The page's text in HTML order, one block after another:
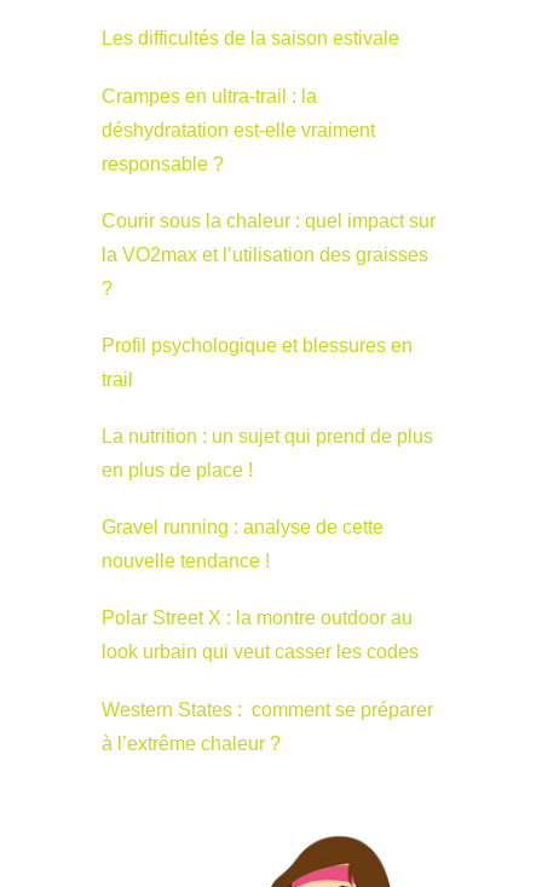
Les difficultés de la saison estivale
Crampes en ultra-trail : la
déshydratation est-elle vraiment
responsable ?
Courir sous la chaleur : quel impact sur
la VO2max et l’utilisation des graisses
?
Profil psychologique et blessures en
trail
La nutrition : un sujet qui prend de plus
en plus de place !
Gravel running : analyse de cette
nouvelle tendance !
Polar Street X : la montre outdoor au
look urbain qui veut casser les codes
Western States : comment se préparer
à l’extrême chaleur ?